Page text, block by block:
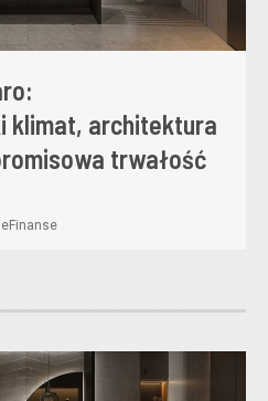
klimat, architektura
trwałość